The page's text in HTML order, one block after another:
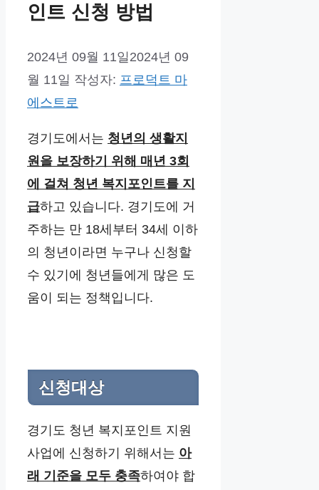
인트 신청 방법
2024년 09월 11일 2024년 09
월 11일 작성자: 프로덕트 마
에스트로
경기도에서는 청년의 생활지
원을 보장하기 위해 매년 3회
에 걸쳐 청년 복지포인트를 지
급하고 있습니다. 경기도에 거
주하는 만 18세부터 34세 이하
의 청년이라면 누구나 신청할
수 있기에 청년들에게 많은 도
움이 되는 정책입니다.
신청대상
경기도 청년 복지포인트 지원
사업에 신청하기 위해서는 아
래 기준을 모두 충족하여야 합